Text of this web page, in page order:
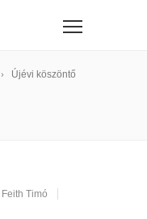
Újévi köszöntő
Feith Timó